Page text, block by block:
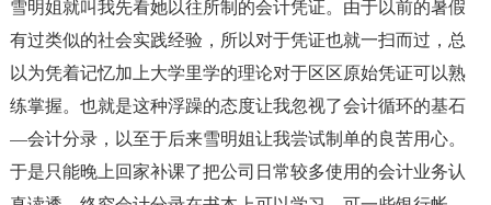
雪明姐就叫我先看她以往所制的会计凭证。由于以前的暑假
有过类似的社会实践经验，所以对于凭证也就一扫而过，总
以为凭着记忆加上大学里学的理论对于区区原始凭证可以熟
练掌握。也就是这种浮躁的态度让我忽视了会计循环的基石
—会计分录，以至于后来雪明姐让我尝试制单的良苦用心。
于是只能晚上回家补课了把公司日常较多使用的会计业务认